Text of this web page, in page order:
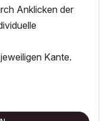
Anklicken der
Kante.